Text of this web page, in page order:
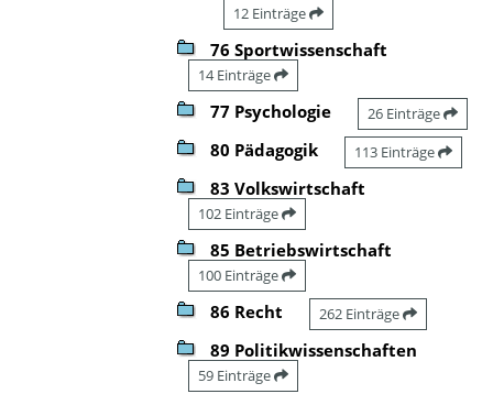
12 Einträge
76 Sportwissenschaft
14 Einträge
77 Psychologie 26 Einträge
80 Pädagogik 113 Einträge
83 Volkswirtschaft
102 Einträge
85 Betriebswirtschaft
100 Einträge
86 Recht 262 Einträge
89 Politikwissenschaften
59 Einträge